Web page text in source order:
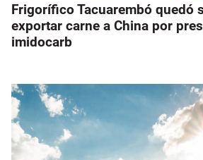
Frigorífico Tacuarembó quedó
exportar carne a China por
imidocarb